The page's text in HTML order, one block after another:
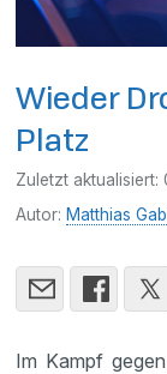
Wieder
Platz
Zuletzt aktualisiert:
Autor: Matthias
Im Kampf